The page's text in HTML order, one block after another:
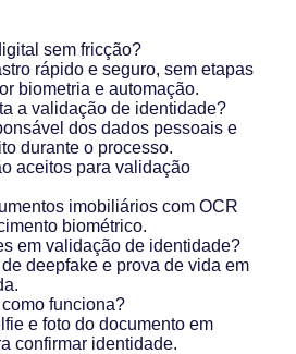
sem fricção?
rápido e seguro, sem etapas
biometria e automação.
a validação de identidade?
dos dados pessoais e
durante o processo.
aceitos para validação
imobiliários com OCR
biométrico.
em validação de identidade?
deepfake e prova de vida em
funciona?
e foto do documento em
confirmar identidade.